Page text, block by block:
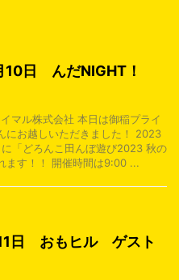
10日 んだNIGHT！
マル株式会社 本日は御稲プライ
にお越しいただきました！ 2023
「どろんこ田んぼ遊び2023 秋の
ます！！ 開催時間は9:00 ...
日 おもヒル ゲスト